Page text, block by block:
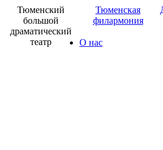
Тюменский
большой
драматический
театр
Тюменская
филармония
О нас